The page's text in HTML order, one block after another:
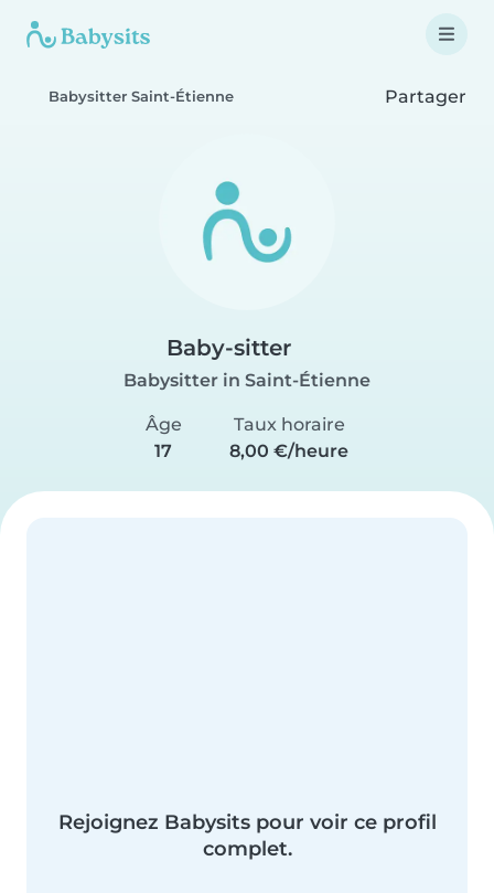
Babysitter Saint-Étienne Partager
Baby-sitter
Babysitter in Saint-Étienne
Âge
17
Taux horaire
8,00 €/heure
Rejoignez Babysits pour voir ce profil
complet.